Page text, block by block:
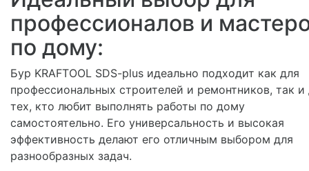
профессионалов и
по дому:
Бур KRAFTOOL SDS-plus идеально подходит как для
профессиональных строителей и ремонтников, так и
тех, кто любит выполнять работы по дому
самостоятельно. Его универсальность и высокая
эффективность делают его отличным выбором для
разнообразных задач.